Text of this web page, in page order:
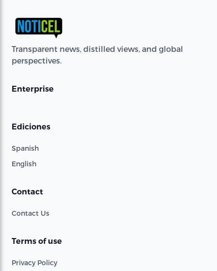
Transparent news, distilled views, and global
perspectives.
Enterprise
Ediciones
Spanish
English
Contact
Contact Us
Terms of use
Privacy Policy